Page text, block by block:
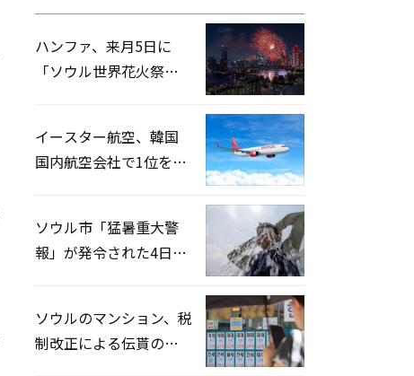
ハンファ、来月5日に
「ソウル世界花火祭り
イースター航空、韓国
国内航空会社で1位を記
ソウル市「猛暑重大警
報」が発令された4日、
ソウルのマンション、税
制改正による伝貰の月